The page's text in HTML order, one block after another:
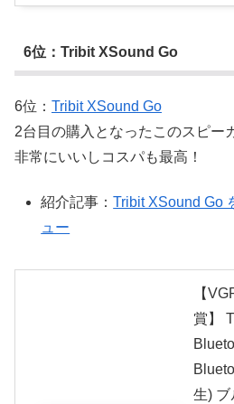
6位：Tribit XSound Go
6位： Tribit XSound Go
2台目の購入となったこのスピー
非常にいいしコスパも最高！
紹介記事：Tribit XSound Go
ュー
【
賞】
生) ブ